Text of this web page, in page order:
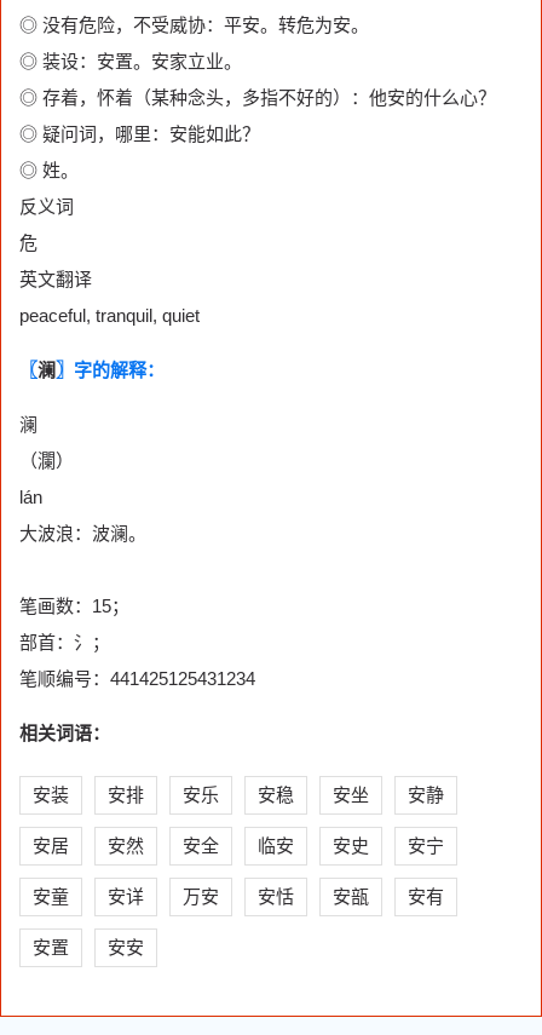
◎ 没有危险，不受威协：平安。转危为安。
◎ 装设：安置。安家立业。
◎ 存着，怀着（某种念头，多指不好的）：他安的什么心？
◎ 疑问词，哪里：安能如此？
◎ 姓。
反义词
危
英文翻译
peaceful, tranquil, quiet
〖澜 〗字的解释：
澜
（瀾）
lán
大波浪：波澜。
笔画数：15；
部首：氵；
笔顺编号：441425125431234
相关词语：
安装 安排 安乐 安稳 安坐 安静
安居 安然 安全 临安 安史 安宁
安童 安详 万安 安恬 安瓿 安有
安置 安安